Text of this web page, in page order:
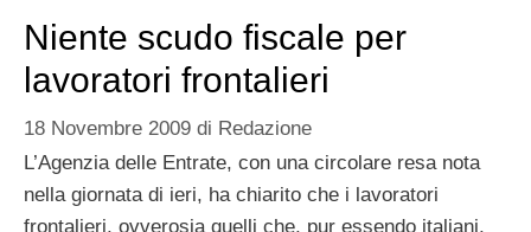
Niente scudo fiscale per
lavoratori frontalieri
18 Novembre 2009 di Redazione
L’Agenzia delle Entrate, con una circolare resa nota
nella giornata di ieri, ha chiarito che i lavoratori
frontalieri, ovverosia quelli che, pur essendo italiani,